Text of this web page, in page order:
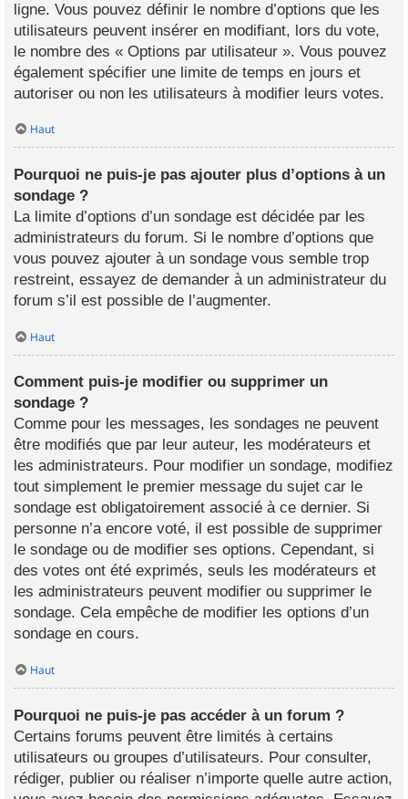
ligne. Vous pouvez définir le nombre d’options que les
utilisateurs peuvent insérer en modifiant, lors du vote,
le nombre des « Options par utilisateur ». Vous pouvez
également spécifier une limite de temps en jours et
autoriser ou non les utilisateurs à modifier leurs votes.
Haut
Pourquoi ne puis-je pas ajouter plus d’options à un
sondage ?
La limite d’options d’un sondage est décidée par les
administrateurs du forum. Si le nombre d’options que
vous pouvez ajouter à un sondage vous semble trop
restreint, essayez de demander à un administrateur du
forum s’il est possible de l’augmenter.
Haut
Comment puis-je modifier ou supprimer un
sondage ?
Comme pour les messages, les sondages ne peuvent
être modifiés que par leur auteur, les modérateurs et
les administrateurs. Pour modifier un sondage, modifiez
tout simplement le premier message du sujet car le
sondage est obligatoirement associé à ce dernier. Si
personne n’a encore voté, il est possible de supprimer
le sondage ou de modifier ses options. Cependant, si
des votes ont été exprimés, seuls les modérateurs et
les administrateurs peuvent modifier ou supprimer le
sondage. Cela empêche de modifier les options d’un
sondage en cours.
Haut
Pourquoi ne puis-je pas accéder à un forum ?
Certains forums peuvent être limités à certains
utilisateurs ou groupes d’utilisateurs. Pour consulter,
rédiger, publier ou réaliser n’importe quelle autre action,